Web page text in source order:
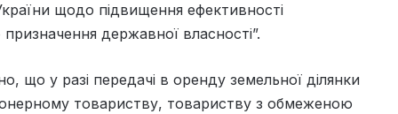
щодо підвищення ефективності
державної власності”.
що у разі передачі в оренду земельної ділянки
товариству, товариству з обмеженою